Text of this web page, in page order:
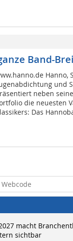
Band-
Hanno,
und
neben
die neuesten
Das
macht
sichtbar